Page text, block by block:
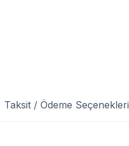
Taksit / Ödeme Seçenekleri